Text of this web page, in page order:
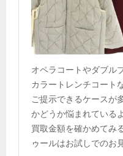
オペラコートやダブル
カラートレンチコート
ご提示できるケースが
かどうか悩まれている
買取金額を確かめてみ
ゥールはお試しでのお